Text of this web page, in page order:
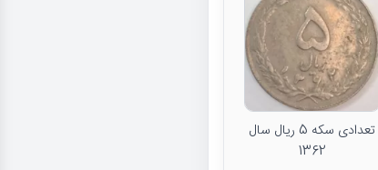
تعدادی سکه 5 ریال سال
1362